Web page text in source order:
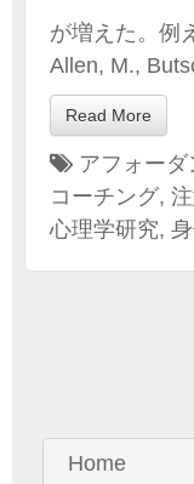
Home
が増えた。例
Allen, M.,
Read More
アフォーダ
コーチング,
心理学研究,